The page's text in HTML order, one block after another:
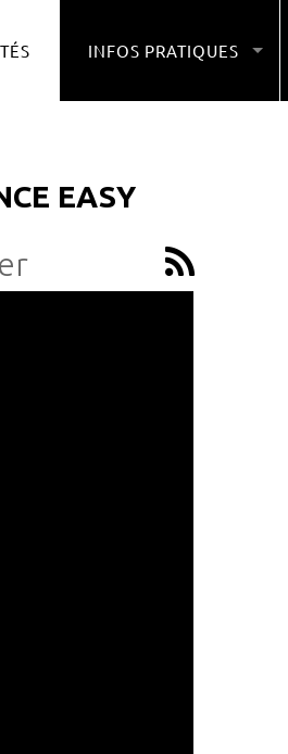
INFOS PRATIQUES
EASY